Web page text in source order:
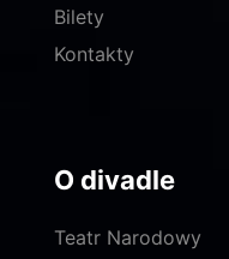
Bilety
Kontakty
O divadle
Teatr Narodowy